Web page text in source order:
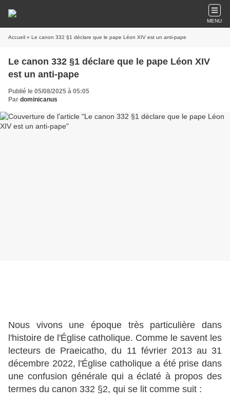
MENU
Accueil » Le canon 332 §1 déclare que le pape Léon XIV est un anti-pape
Le canon 332 §1 déclare que le pape Léon XIV
est un anti-pape
Publié le 05/08/2025 à 05:05
Par dominicanus
Nous vivons une époque très particulière dans
l'histoire de l'Église catholique. Comme le savent les
lecteurs de Praeicatho, du 11 février 2013 au 31
décembre 2022, l'Église catholique a été prise dans
une confusion générale qui a éclaté à propos des
termes du canon 332 §2, qui se lit comme suit :